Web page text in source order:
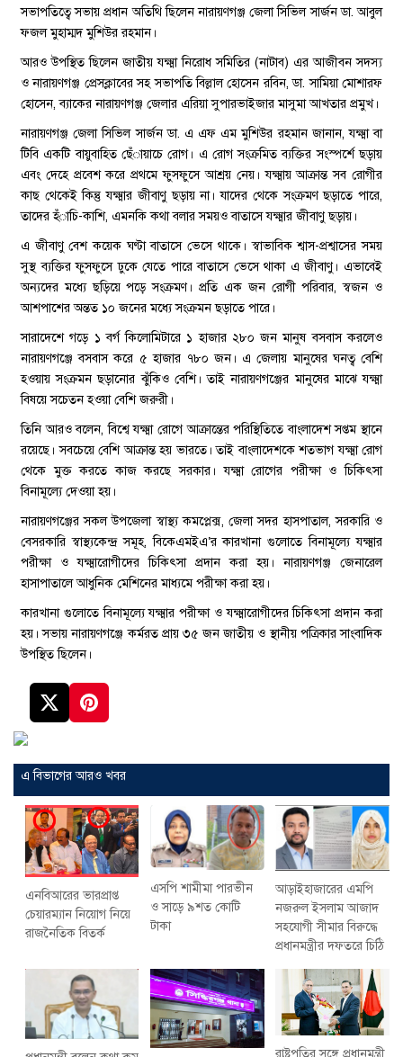
সভাপতিত্বে সভায় প্রধান অতিথি ছিলেন নারায়ণগঞ্জ জেলা সিভিল সার্জন ডা. আবুল
ফজল মুহাম্মদ মুশিউর রহমান।
আরও উপস্থিত ছিলেন জাতীয় যক্ষ্মা নিরোধ সমিতির (নাটাব) এর আজীবন সদস্য
ও নারায়ণগঞ্জ প্রেসক্লাবের সহ সভাপতি বিল্লাল হোসেন রবিন, ডা. সামিয়া মোশারফ
হোসেন, ব্যাকের নারায়ণগঞ্জ জেলার এরিয়া সুপারভাইজার মাসুমা আখতার প্রমুখ।
নারায়ণগঞ্জ জেলা সিভিল সার্জন ডা. এ এফ এম মুশিউর রহমান জানান, যক্ষ্মা বা
টিবি একটি বায়ুবাহিত ছেঁায়াচে রোগ। এ রোগ সংক্রমিত ব্যক্তির সংস্পর্শে ছড়ায়
এবং দেহে প্রবেশ করে প্রথমে ফুসফুসে আশ্রয় নেয়। যক্ষ্মায় আক্রান্ত সব রোগীর
কাছ থেকেই কিন্তু যক্ষ্মার জীবাণু ছড়ায় না। যাদের থেকে সংক্রমণ ছড়াতে পারে,
তাদের হঁাচি-কাশি, এমনকি কথা বলার সময়ও বাতাসে যক্ষ্মার জীবাণু ছড়ায়।
এ জীবাণু বেশ কয়েক ঘণ্টা বাতাসে ভেসে থাকে। স্বাভাবিক শ্বাস-প্রশ্বাসের সময়
সুস্থ ব্যক্তির ফুসফুসে ঢুকে যেতে পারে বাতাসে ভেসে থাকা এ জীবাণু। এভাবেই
অন্যদের মধ্যে ছড়িয়ে পড়ে সংক্রমণ। প্রতি এক জন রোগী পরিবার, স্বজন ও
আশপাশের অন্তত ১০ জনের মধ্যে সংক্রমন ছড়াতে পারে।
সারাদেশে গড়ে ১ বর্গ কিলোমিটারে ১ হাজার ২৮০ জন মানুষ বসবাস করলেও
নারায়ণগঞ্জে বসবাস করে ৫ হাজার ৭৮০ জন। এ জেলায় মানুষের ঘনত্ব বেশি
হওয়ায় সংক্রমন ছড়ানোর ঝুঁকিও বেশি। তাই নারায়ণগঞ্জের মানুষের মাঝে যক্ষ্মা
বিষয়ে সচেতন হওয়া বেশি জরুরী।
তিনি আরও বলেন, বিশ্বে যক্ষ্মা রোগে আক্রান্তের পরিস্থিতিতে বাংলাদেশ সপ্তম স্থানে
রয়েছে। সবচেয়ে বেশি আক্রান্ত হয় ভারতে। তাই বাংলাদেশকে শতভাগ যক্ষ্মা রোগ
থেকে মুক্ত করতে কাজ করছে সরকার। যক্ষ্মা রোগের পরীক্ষা ও চিকিৎসা
বিনামূল্যে দেওয়া হয়।
নারায়ণগঞ্জের সকল উপজেলা স্বাস্থ্য কমপ্লেক্স, জেলা সদর হাসপাতাল, সরকারি ও
বেসরকারি স্বাস্থ্যকেন্দ্র সমূহ, বিকেএমইএ‘র কারখানা গুলোতে বিনামূল্যে যক্ষ্মার
পরীক্ষা ও যক্ষ্মারোগীদের চিকিৎসা প্রদান করা হয়। নারায়ণগঞ্জ জেনারেল
হাসাপাতালে আধুনিক মেশিনের মাধ্যমে পরীক্ষা করা হয়।
কারখানা গুলোতে বিনামূল্যে যক্ষ্মার পরীক্ষা ও যক্ষ্মারোগীদের চিকিৎসা প্রদান করা
হয়। সভায় নারায়ণগঞ্জে কর্মরত প্রায় ৩৫ জন জাতীয় ও স্থানীয় পত্রিকার সাংবাদিক
উপস্থিত ছিলেন।
এ বিভাগের আরও খবর
এনবিআরের ভারপ্রাপ্ত
চেয়ারম্যান নিয়োগ নিয়ে
রাজনৈতিক বিতর্ক
এসপি শামীমা পারভীন
ও সাড়ে ৯শত কোটি
টাকা
আড়াইহাজারের এমপি
নজরুল ইসলাম আজাদ
সহযোগী সীমার বিরুদ্ধে
প্রধানমন্ত্রীর দফতরে চিঠি
রাষ্ট্রপতির সঙ্গে প্রধানমন্ত্রী